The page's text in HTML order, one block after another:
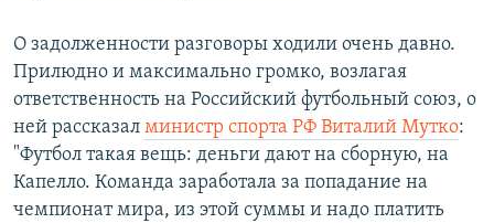
О задолженности разговоры ходили очень давно.
Прилюдно и максимально громко, возлагая
ответственность на Российский футбольный союз, о
ней рассказал министр спорта РФ Виталий Мутко:
"Футбол такая вещь: деньги дают на сборную, на
Капелло. Команда заработала за попадание на
чемпионат мира, из этой суммы и надо платить